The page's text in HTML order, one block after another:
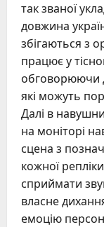
так званої
довжина
збігаються з
працює у
обговорюючи
які можуть
Далі в
на моніторі
сцена з
кожної
сприймати
власне
емоцію